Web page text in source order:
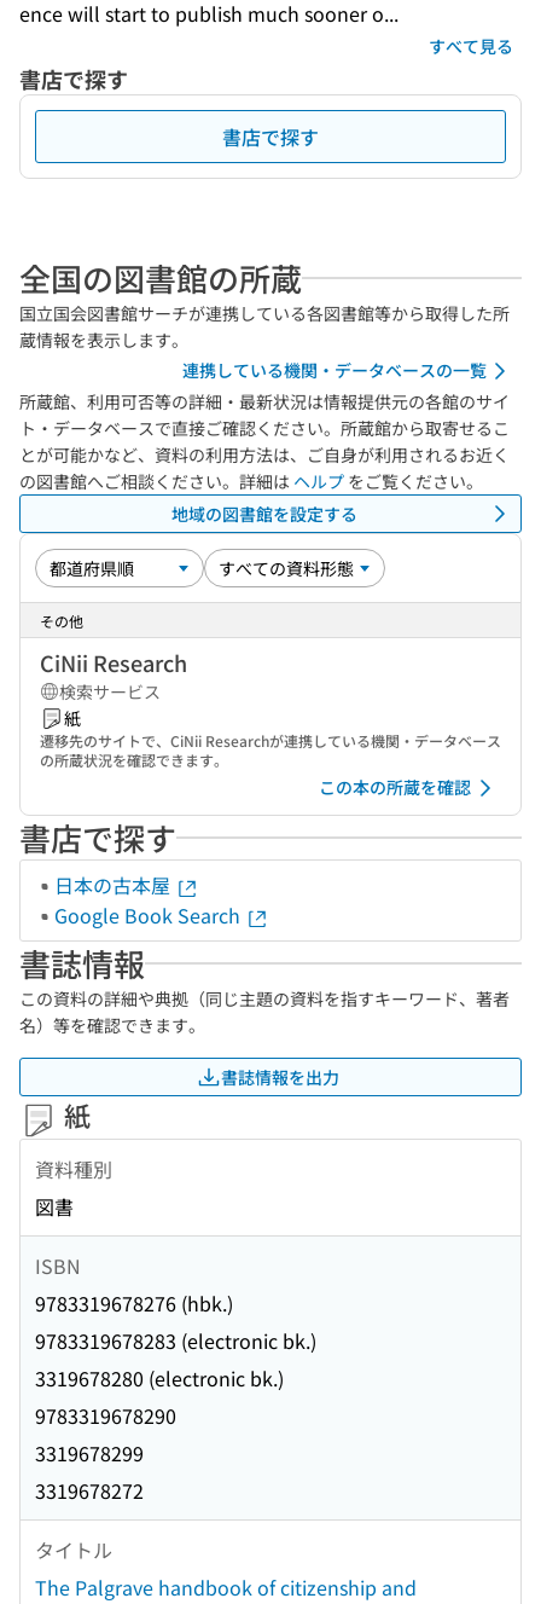
ence will start to publish much sooner o...
すべて見る
書店で探す
書店で探す
全国の図書館の所蔵
国立国会図書館サーチが連携している各図書館等から取得した所
蔵情報を表示します。
連携している機関・データベースの一覧
所蔵館、利用可否等の詳細・最新状況は情報提供元の各館のサイ
ト・データベースで直接ご確認ください。所蔵館から取寄せるこ
とが可能かなど、資料の利用方法は、ご自身が利用されるお近く
の図書館へご相談ください。詳細は ヘルプ をご覧ください。
地域の図書館を設定する
その他
CiNii Research
検索サービス
紙
遷移先のサイトで、CiNii Researchが連携している機関・データベース
の所蔵状況を確認できます。
この本の所蔵を確認
書店で探す
日本の古本屋
Google Book Search
書誌情報
この資料の詳細や典拠（同じ主題の資料を指すキーワード、著者
名）等を確認できます。
書誌情報を出力
紙
資料種別
図書
ISBN
9783319678276 (hbk.)
9783319678283 (electronic bk.)
3319678280 (electronic bk.)
9783319678290
3319678299
3319678272
タイトル
The Palgrave handbook of citizenship and